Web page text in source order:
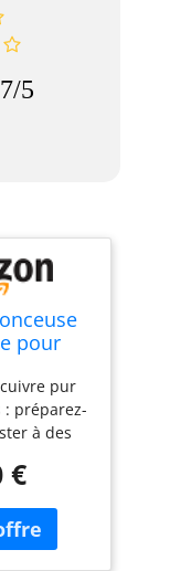
5
pour
de
disque
de sol
pour
pur
: préparez-
à des
moteur
machine
vitesse
€